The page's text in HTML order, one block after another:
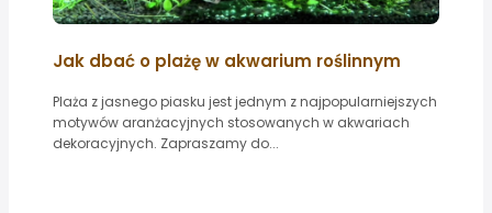
Jak dbać o plażę w akwarium roślinnym
Plaża z jasnego piasku jest jednym z najpopularniejszych
motywów aranżacyjnych stosowanych w akwariach
dekoracyjnych. Zapraszamy do...